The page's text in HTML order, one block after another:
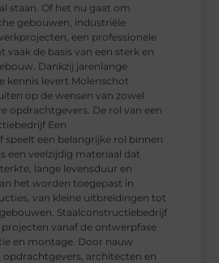
staan. Of het nu gaat om
gebouwen, industriële
een professionele
de basis van een sterk en
Dankzij jarenlange
kennis levert Molenschot
op de wensen van zowel
opdrachtgevers. De rol van een
Een
een belangrijke rol binnen
een veelzijdig materiaal dat
lange levensduur en
het worden toegepast in
van kleine uitbreidingen tot
Staalconstructiebedrijf
vanaf de ontwerpfase
en montage. Door nauw
architecten en